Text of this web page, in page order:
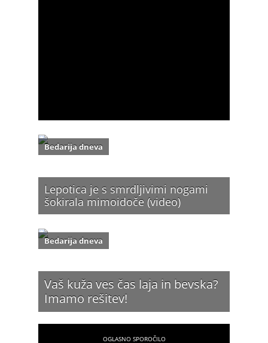
Lepotica je s smrdljivimi nogami
šokirala mimoidoče (video)
Bedarija dneva
Vaš kuža ves čas laja in bevska?
Imamo rešitev!
Bedarija dneva